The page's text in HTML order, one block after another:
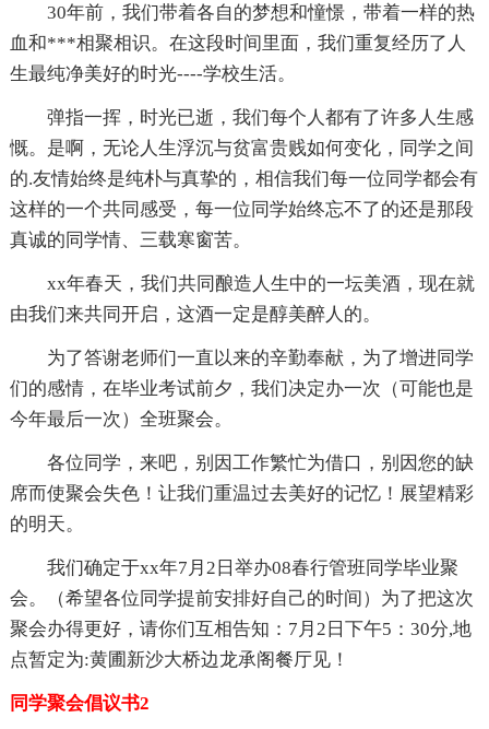
30年前，我们带着各自的梦想和憧憬，带着一样的热
血和***相聚相识。在这段时间里面，我们重复经历了人
生最纯净美好的时光----学校生活。
弹指一挥，时光已逝，我们每个人都有了许多人生感
慨。是啊，无论人生浮沉与贫富贵贱如何变化，同学之间
的.友情始终是纯朴与真挚的，相信我们每一位同学都会有
这样的一个共同感受，每一位同学始终忘不了的还是那段
真诚的同学情、三载寒窗苦。
xx年春天，我们共同酿造人生中的一坛美酒，现在就
由我们来共同开启，这酒一定是醇美醉人的。
为了答谢老师们一直以来的辛勤奉献，为了增进同学
们的感情，在毕业考试前夕，我们决定办一次（可能也是
今年最后一次）全班聚会。
各位同学，来吧，别因工作繁忙为借口，别因您的缺
席而使聚会失色！让我们重温过去美好的记忆！展望精彩
的明天。
我们确定于xx年7月2日举办08春行管班同学毕业聚
会。（希望各位同学提前安排好自己的时间）为了把这次
聚会办得更好，请你们互相告知：7月2日下午5：30分,地
点暂定为:黄圃新沙大桥边龙承阁餐厅见！
同学聚会倡议书2